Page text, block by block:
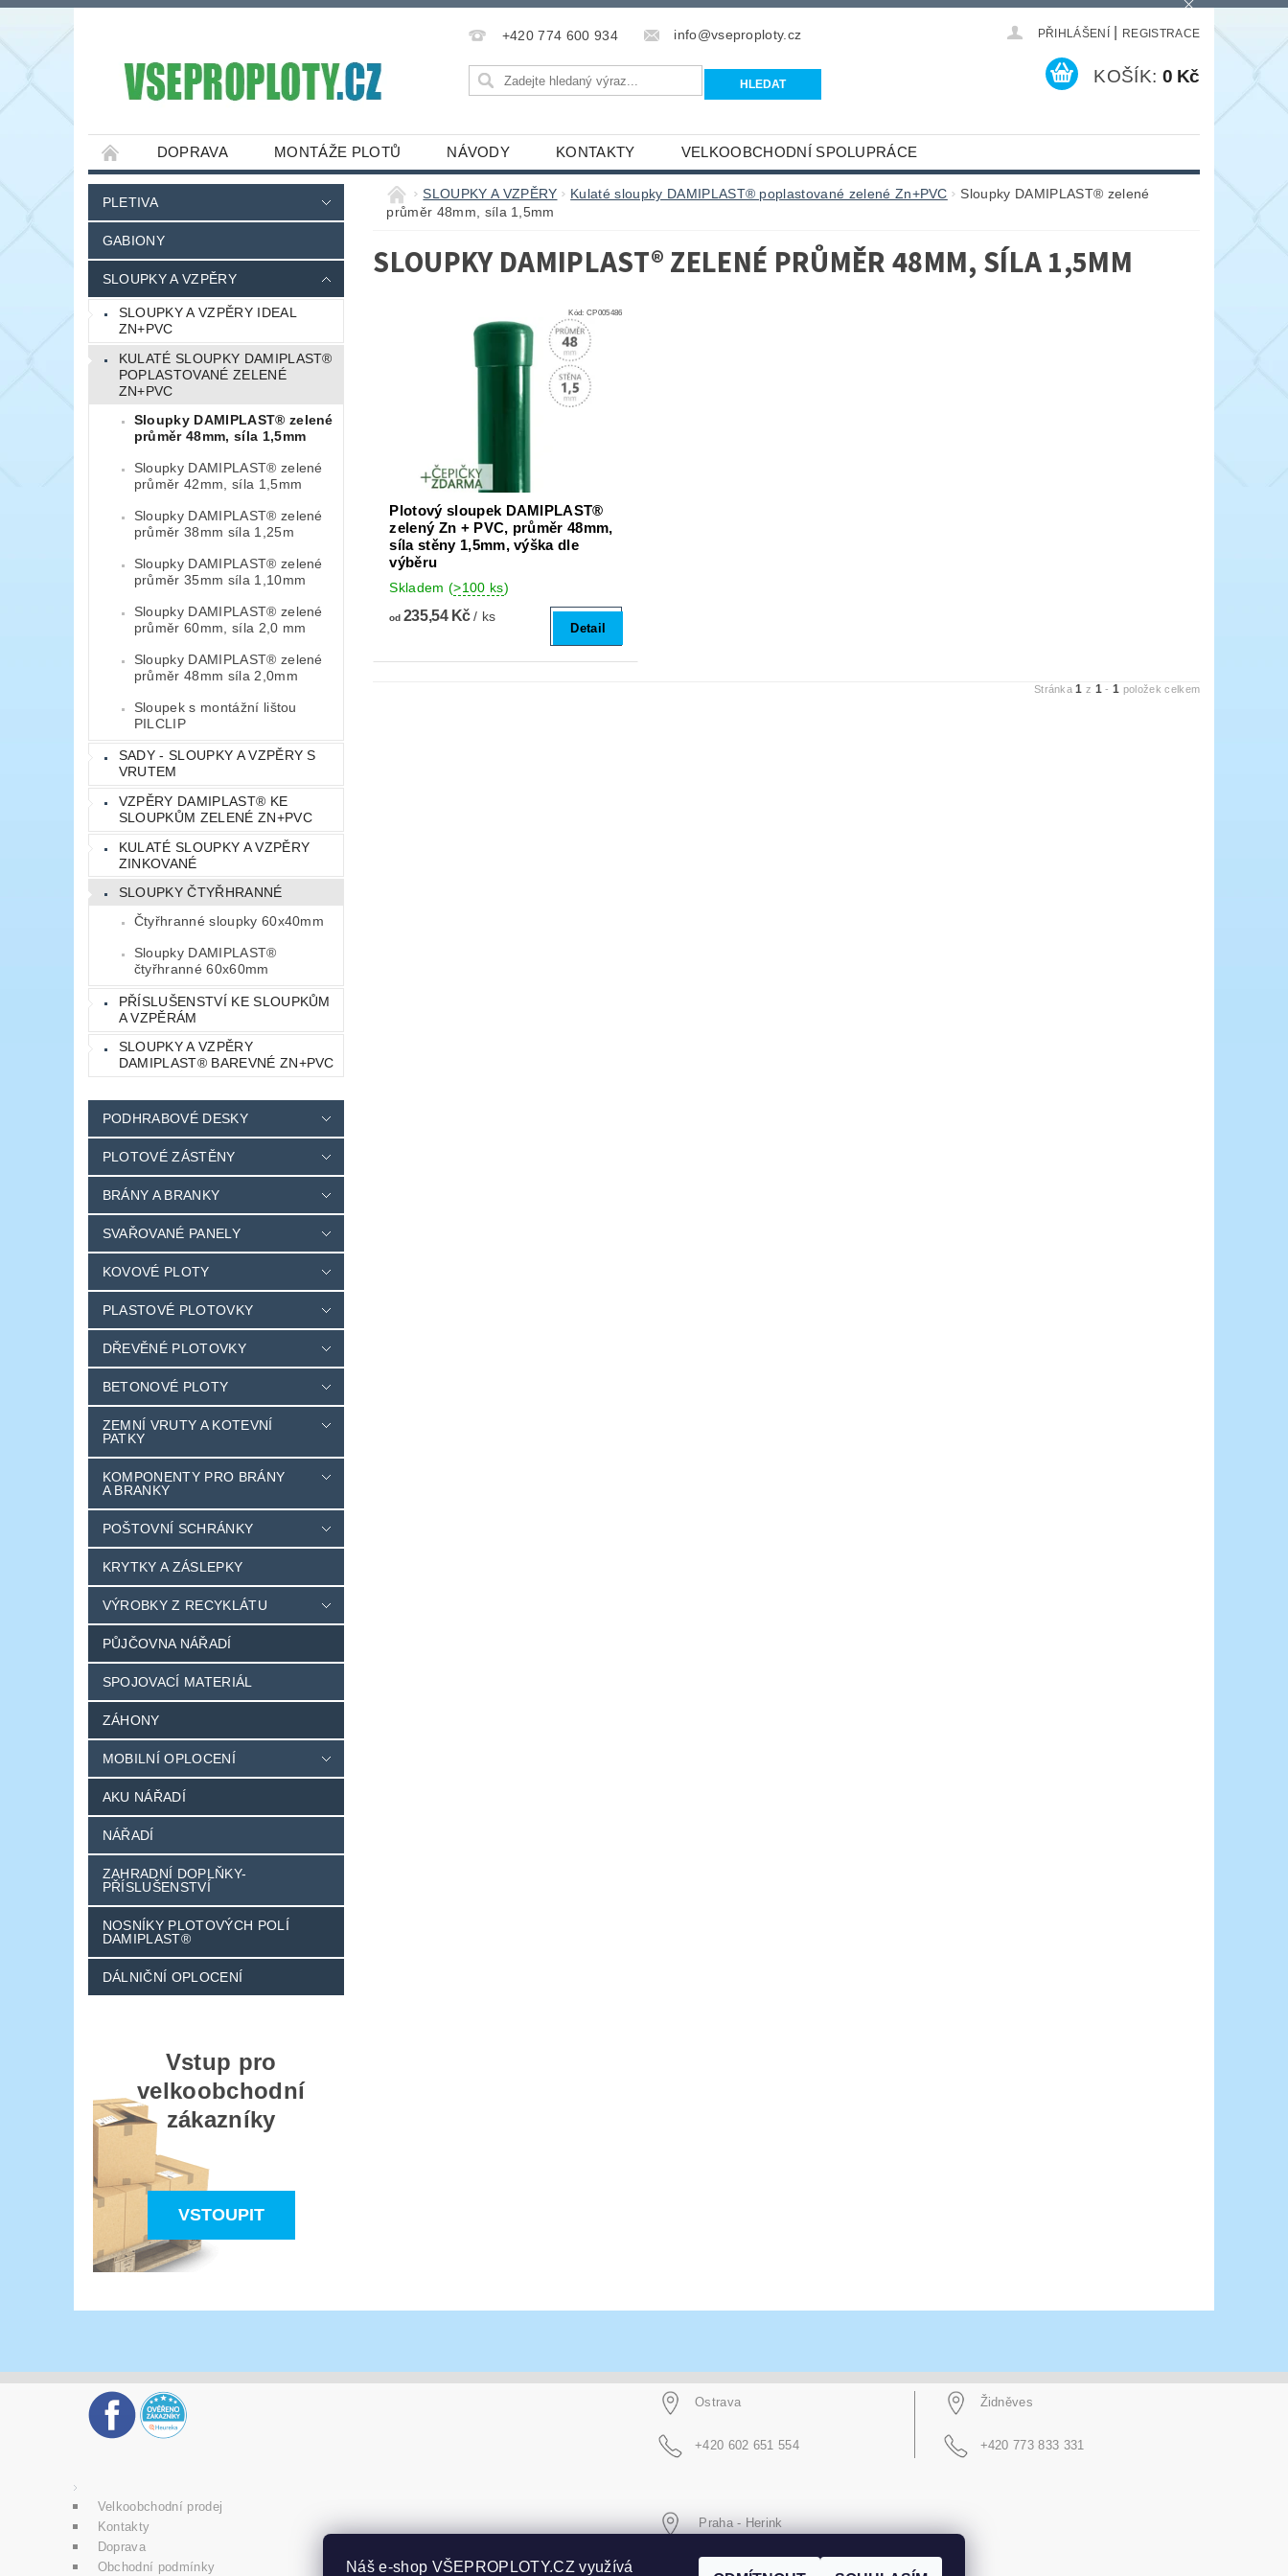
+420 774 600 934 info@vseproploty.cz PŘIHLÁŠENÍ REGISTRACE
KOŠÍK: 0 Kč
DOPRAVA MONTÁŽE PLOTŮ NÁVODY KONTAKTY VELKOOBCHODNÍ SPOLUPRÁCE
PLETIVA
GABIONY
SLOUPKY A VZPĚRY
SLOUPKY A VZPĚRY IDEAL
ZN+PVC
KULATÉ SLOUPKY DAMIPLAST®
POPLASTOVANÉ ZELENÉ
ZN+PVC
Sloupky DAMIPLAST® zelené
průměr 48mm, síla 1,5mm
Sloupky DAMIPLAST® zelené
průměr 42mm, síla 1,5mm
Sloupky DAMIPLAST® zelené
průměr 38mm síla 1,25m
Sloupky DAMIPLAST® zelené
průměr 35mm síla 1,10mm
Sloupky DAMIPLAST® zelené
průměr 60mm, síla 2,0 mm
Sloupky DAMIPLAST® zelené
průměr 48mm síla 2,0mm
Sloupek s montážní lištou
PILCLIP
SADY - SLOUPKY A VZPĚRY S
VRUTEM
VZPĚRY DAMIPLAST® KE
SLOUPKŮM ZELENÉ ZN+PVC
KULATÉ SLOUPKY A VZPĚRY
ZINKOVANÉ
SLOUPKY ČTYŘHRANNÉ
Čtyřhranné sloupky 60x40mm
Sloupky DAMIPLAST®
čtyřhranné 60x60mm
PŘÍSLUŠENSTVÍ KE SLOUPKŮM
A VZPĚRÁM
SLOUPKY A VZPĚRY
DAMIPLAST® BAREVNÉ ZN+PVC
PODHRABOVÉ DESKY
PLOTOVÉ ZÁSTĚNY
BRÁNY A BRANKY
SVAŘOVANÉ PANELY
KOVOVÉ PLOTY
PLASTOVÉ PLOTOVKY
DŘEVĚNÉ PLOTOVKY
BETONOVÉ PLOTY
ZEMNÍ VRUTY A KOTEVNÍ
PATKY
KOMPONENTY PRO BRÁNY
A BRANKY
POŠTOVNÍ SCHRÁNKY
KRYTKY A ZÁSLEPKY
VÝROBKY Z RECYKLÁTU
PŮJČOVNA NÁŘADÍ
SPOJOVACÍ MATERIÁL
ZÁHONY
MOBILNÍ OPLOCENÍ
AKU NÁŘADÍ
NÁŘADÍ
ZAHRADNÍ DOPLŇKY-
PŘÍSLUŠENSTVÍ
NOSNÍKY PLOTOVÝCH POLÍ
DAMIPLAST®
DÁLNIČNÍ OPLOCENÍ
Vstup pro
velkoobchodní
zákazníky
VSTOUPIT
SLOUPKY A VZPĚRY Kulaté sloupky DAMIPLAST® poplastované zelené Zn+PVC
Sloupky DAMIPLAST® zelené
průměr 48mm, síla 1,5mm
SLOUPKY DAMIPLAST® ZELENÉ PRŮMĚR 48MM, SÍLA 1,5MM
Kód: CP005486
Plotový sloupek DAMIPLAST®
zelený Zn + PVC, průměr 48mm,
síla stěny 1,5mm, výška dle
výběru
Skladem (>100 ks)
od235,54 Kč/ ks
Detail
Stránka1 z 1 -1 položek celkem
Ostrava
+420 602 651 554
Židněves
+420 773 833 331
Velkoobchodní prodej
Kontakty
Doprava
Obchodní podmínky
Praha - Herink
+420 606 020 266
Náš e-shop VŠEPROPLOTY.CZ využívá